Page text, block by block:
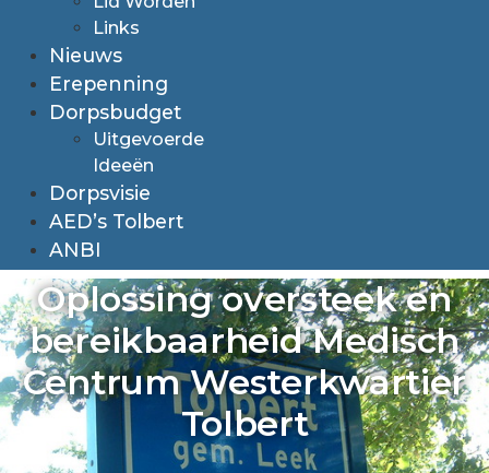
Links
Nieuws
Erepenning
Dorpsbudget
Uitgevoerde
Ideeën
Dorpsvisie
AED’s Tolbert
ANBI
Oplossing oversteek en
bereikbaarheid Medisch
Centrum Westerkwartier
Tolbert